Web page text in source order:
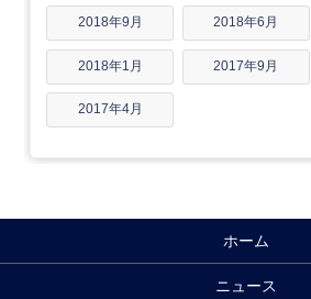
2018年9月 2018年6月
2018年1月 2017年9月
2017年4月
ホーム
ニュース